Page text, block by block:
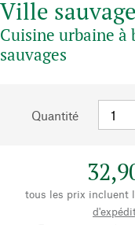
Ville sauvage
Cuisine urbaine à
sauvages
Quantité
tous les prix incluent